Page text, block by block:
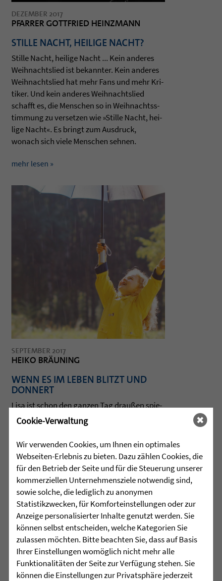
DEZEMBER 2017
PFARRER GOTTFRIED HEINZMANN
STILLE NACHT, HEILIGE NACHT?
Stille Nacht, hei­lige Nacht ... Kein ande­res
Weih­nachts­lied ist bekann­ter. Kein ande­res
Weih­nachts­lied hat mehr Fans und mehr Kri­
ti­ker. Und kein ande­res Weih­nachts­lied
schafft es, die Men­schen so in Weih­nachts­s­
tim­mung zu ver­set­zen wie »Stille Nacht, hei­
lige Nacht«. Es bringt zum Aus­druck,
wonach sich viele Men­schen seh­nen.
mehr lesen »
SEPTEMBER 2017
HEIKO BRÄUNING
WENN ES IM LEBEN BLITZT UND
DONNERT
Lisa ist schon den gan­zen Tag draußen spie­
len. Gegen 16 Uhr kommt ein Unwet­ter auf.
Es fängt zu reg­nen an, zu blit­zen und zu don­
nern. Die Mama macht sich Sor­gen. Sie geht
Lisa suchen und fin­det sie auf einer Wald­lich­
tung. Erstaunt beob­ach­tet sie: Jedes Mal
wenn es blitzt, schaut Lisa in den Him­mel
und lächelt.
mehr lesen »
Cookie-Verwaltung
Wir verwenden Cookies, um Ihnen ein optimales
Webseiten-Erlebnis zu bieten. Dazu zählen Cookies, die
für den Betrieb der Seite und für die Steuerung unserer
kommerziellen Unternehmensziele notwendig sind,
sowie solche, die lediglich zu anonymen
Statistikzwecken, für Komforteinstellungen oder zur
Anzeige personalisierter Inhalte genutzt werden. Sie
können selbst entscheiden, welche Kategorien Sie
zulassen möchten. Bitte beachten Sie, dass auf Basis
Ihrer Einstellungen womöglich nicht mehr alle
Funktionalitäten der Seite zur Verfügung stehen. Sie
können die Einstellungen zur Privatsphäre jederzeit